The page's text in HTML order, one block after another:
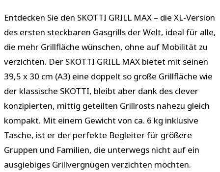
Entdecken Sie den SKOTTI GRILL MAX – die XL-Version
des ersten steckbaren Gasgrills der Welt, ideal für alle,
die mehr Grillfläche wünschen, ohne auf Mobilität zu
verzichten. Der SKOTTI GRILL MAX bietet mit seinen
39,5 x 30 cm (A3) eine doppelt so große Grillfläche wie
der klassische SKOTTI, bleibt aber dank des clever
konzipierten, mittig geteilten Grillrosts nahezu gleich
kompakt. Mit einem Gewicht von ca. 6 kg inklusive
Tasche, ist er der perfekte Begleiter für größere
Gruppen und Familien, die unterwegs nicht auf ein
ausgiebiges Grillvergnügen verzichten möchten.